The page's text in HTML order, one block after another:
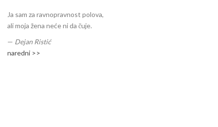
Ja sam za ravnopravnost polova,
ali moja žena neće ni da čuje.
— Dejan Ristić
naredni >>